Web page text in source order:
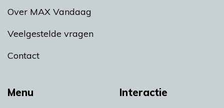
Menu Interactie
Over MAX Vandaag
Veelgestelde vragen
Contact